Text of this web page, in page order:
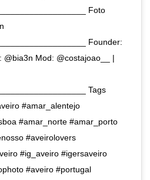
Foto
Founder:
@bia3n Mod: @costajoao__ |
Tags
#amar_alentejo
#amar_norte #amar_porto
#aveirolovers
#ig_aveiro #igersaveiro
#aveiro #portugal